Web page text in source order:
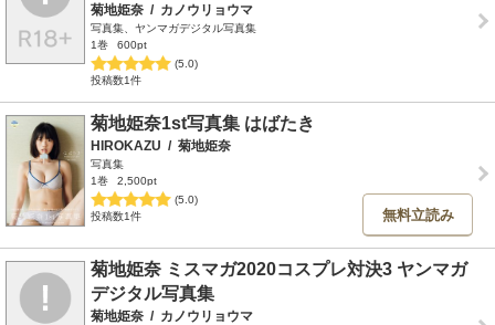
菊地姫奈 / カノウリョウマ
写真集、ヤンマガデジタル写真集
1巻
600pt
(5.0)
投稿数1件
菊地姫奈1st写真集 はばたき
HIROKAZU / 菊地姫奈
写真集
1巻
2,500pt
(5.0)
投稿数1件
無料立読み
菊地姫奈 ミスマガ2020コスプレ対決3 ヤンマガ
デジタル写真集
菊地姫奈 / カノウリョウマ